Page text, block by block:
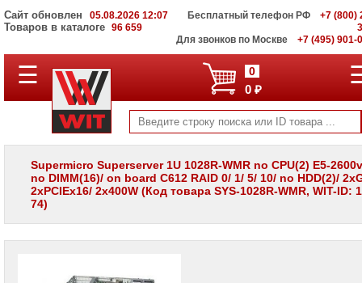
Сайт обновлен 05.08.2026 12:07
Товаров в каталоге 96 659
Бесплатный телефон РФ
+7 (800)
Для звонков по Москве
+7 (495) 901-
ПОЛНЫЙ
КАТАЛОГ
Корпоративные
серверы
WIT
Системы
хранения
данных
☰ 0
0 ₽
Supermicro Superserver 1U 1028R-WMR no CPU(2) E5-
no DIMM(16)/ on board C612 RAID 0/ 1/ 5/ 10/ no HDD(2)/
2xPCIEx16/ 2x400W (Код товара SYS-1028R-WMR, WIT-ID:
74)